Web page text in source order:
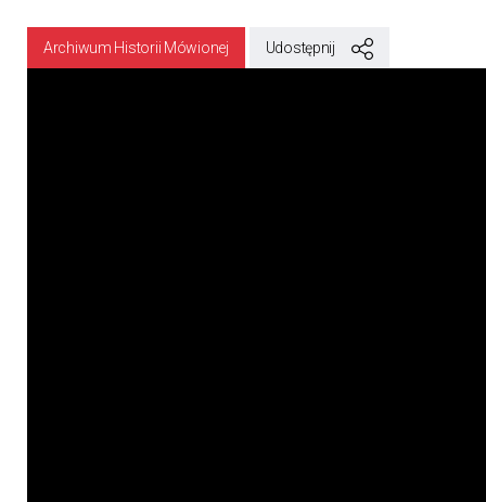
Archiwum Historii Mówionej Udostępnij